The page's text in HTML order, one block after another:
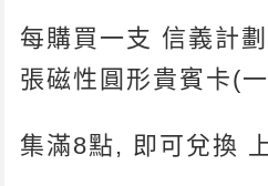
每購買一支 信義計
張磁性圓形貴賓卡(
集滿8點, 即可兌換